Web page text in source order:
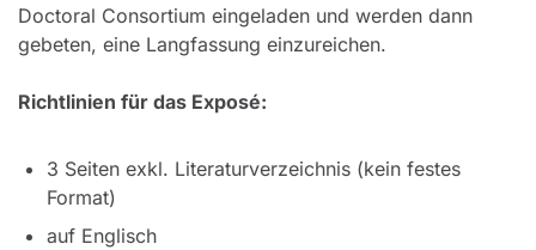
Doctoral Consortium eingeladen und werden dann
gebeten, eine Langfassung einzureichen.
Richtlinien für das Exposé:
3 Seiten exkl. Literaturverzeichnis (kein festes
Format)
auf Englisch